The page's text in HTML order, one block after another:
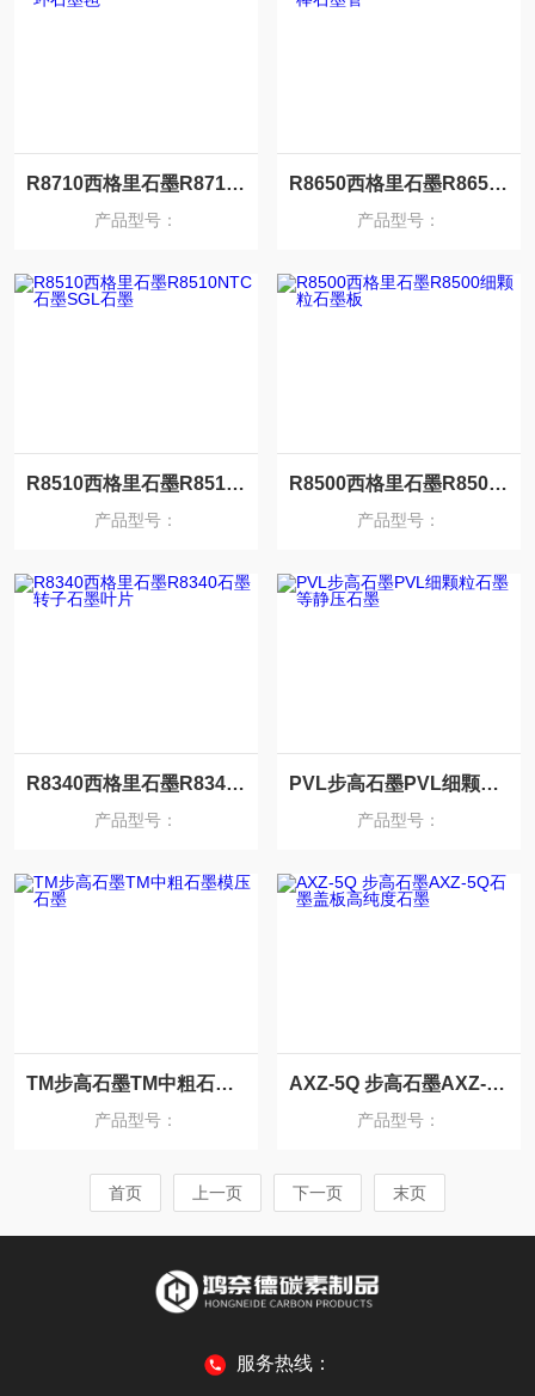
R8710西格里石墨R8710石墨环石墨毡
产品型号：
R8650西格里石墨R8650石墨棒石墨管
产品型号：
R8510西格里石墨R8510NTC石墨SGL石墨
产品型号：
R8500西格里石墨R8500细颗粒石墨板
产品型号：
R8340西格里石墨R8340石墨转子石墨叶片
产品型号：
PVL步高石墨PVL细颗粒石墨等静压石墨
产品型号：
TM步高石墨TM中粗石墨模压石墨
产品型号：
AXZ-5Q 步高石墨AXZ-5Q石墨盖板高纯度石墨
产品型号：
首页 上一页 下一页 末页
服务热线：